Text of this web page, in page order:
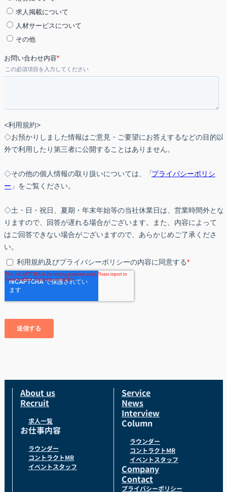
About us
Recruit
求人一覧
お仕事内容
ラウンダー
コントラクトMR
イベントスタッフ
Service
News
Interview
Column
ラウンダー
コントラクトMR
イベントスタッフ
Company
Contact
プライバシーポリシー